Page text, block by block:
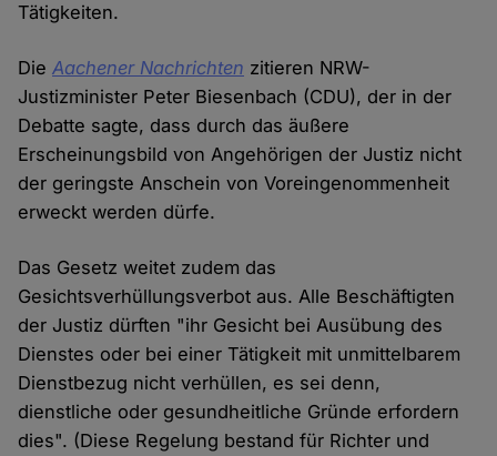
Tätigkeiten.
DieAachener Nachrichten zitieren NRW-
Justizminister Peter Biesenbach (CDU), der in der
Debatte sagte, dass durch das äußere
Erscheinungsbild von Angehörigen der Justiz nicht
der geringste Anschein von Voreingenommenheit
erweckt werden dürfe.
Das Gesetz weitet zudem das
Gesichtsverhüllungsverbot aus. Alle Beschäftigten
der Justiz dürften "ihr Gesicht bei Ausübung des
Dienstes oder bei einer Tätigkeit mit unmittelbarem
Dienstbezug nicht verhüllen, es sei denn,
dienstliche oder gesundheitliche Gründe erfordern
dies". (Diese Regelung bestand für Richter und